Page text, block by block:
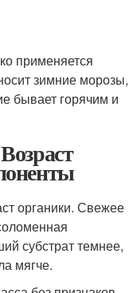
применяется
зимние морозы,
бывает горячим и
органики. Свежее
субстрат темнее,
мягче.